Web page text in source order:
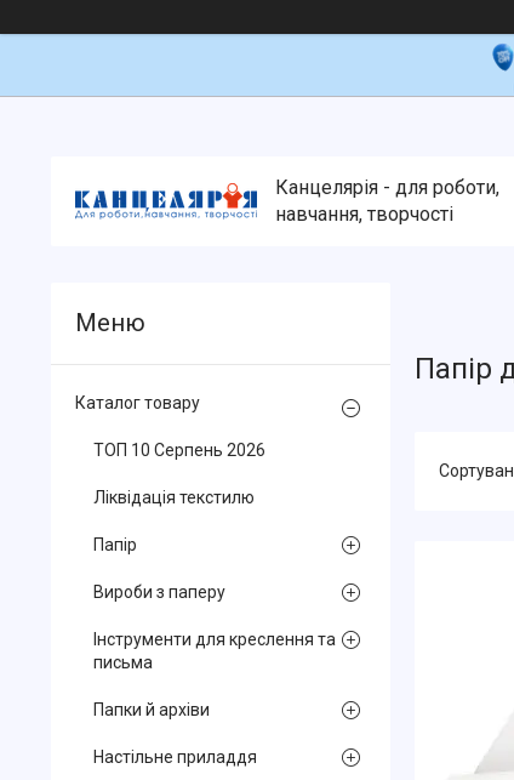
Канцелярія - для роботи,
навчання, творчості
Папір
Каталог товару
ТОП 10 Серпень 2026
Ліквідація текстилю
Папір
Вироби з паперу
Інструменти для креслення та
письма
Папки й архіви
Настільне приладдя